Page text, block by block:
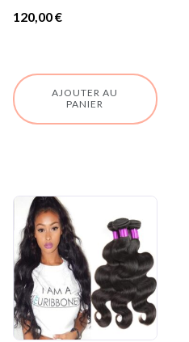
120,00€
AJOUTER AU
PANIER